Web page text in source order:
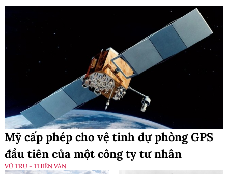
Mỹ cấp phép cho vệ tinh dự phòng GPS
đầu tiên của một công ty tư nhân
VŨ TRỤ - THIÊN VĂN